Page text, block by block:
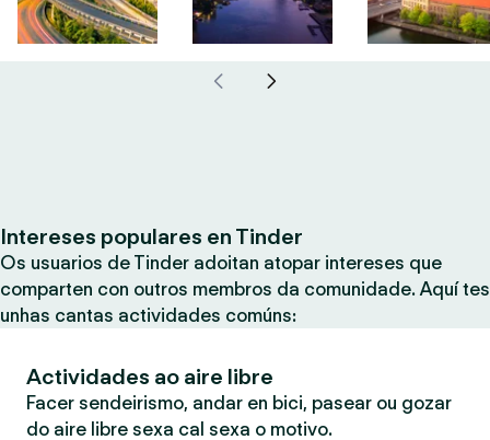
Intereses populares en Tinder
Os usuarios de Tinder adoitan atopar intereses que
comparten con outros membros da comunidade. Aquí tes
unhas cantas actividades comúns:
Actividades ao aire libre
Facer sendeirismo, andar en bici, pasear ou gozar
do aire libre sexa cal sexa o motivo.